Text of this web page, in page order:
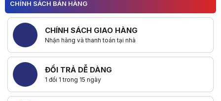
CHÍNH SÁCH BÁN HÀNG
CHÍNH SÁCH GIAO HÀNG
Nhận hàng và thanh toán tại nhà
ĐỔI TRẢ DỄ DÀNG
1 đổi 1 trong 15 ngày